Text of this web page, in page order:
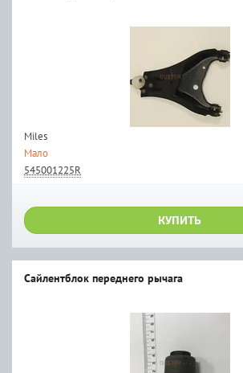
Miles
Мало
545001225R
КУПИТЬ
Сайлентблок переднего рычага